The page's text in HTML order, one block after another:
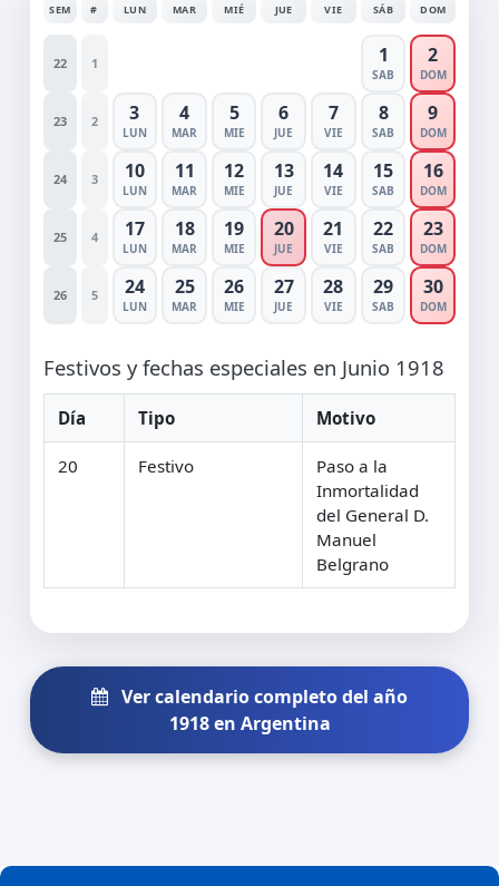
SEM # LUN MAR MIÉ JUE VIE SÁB DOM
22 1 1
SAB
2
DOM
23 2 3
LUN
4
MAR
5
MIE
6
JUE
7
VIE
8
SAB
9
DOM
24 3 10
LUN
11
MAR
12
MIE
13
JUE
14
VIE
15
SAB
16
DOM
25 4 17
LUN
18
MAR
19
MIE
20
JUE
21
VIE
22
SAB
23
DOM
26 5 24
LUN
25
MAR
26
MIE
27
JUE
28
VIE
29
SAB
30
DOM
Festivos y fechas especiales en Junio 1918
Día Tipo Motivo
20 Festivo
Paso a la
Inmortalidad
del General D.
Manuel
Belgrano
Ver calendario completo del año
1918 en Argentina